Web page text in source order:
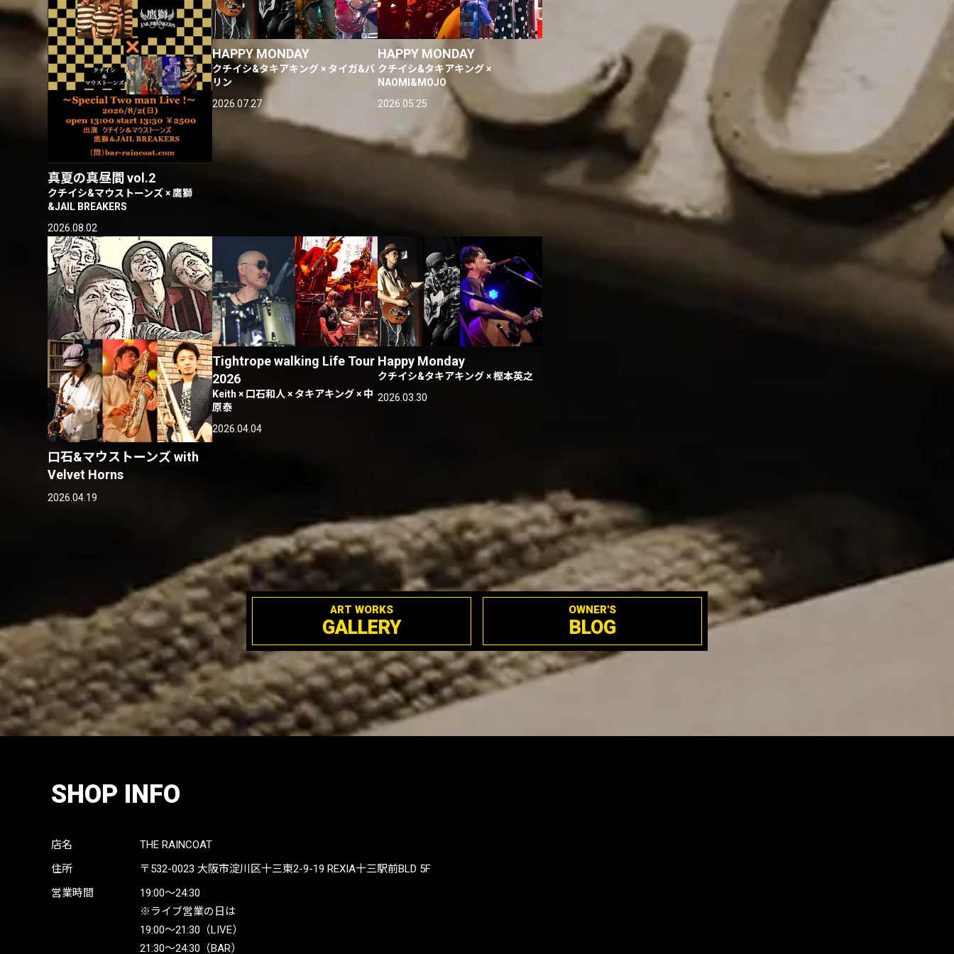
真夏の真昼間 vol.2
クチイシ&マウストーンズ × 鷹獅
&JAIL BREAKERS
2026.08.02
HAPPY MONDAY
クチイシ&タキアキング × タイガ&バ
リン
2026.07.27
HAPPY MONDAY
クチイシ&タキアキング ×
NAOMI&MOJO
2026.05.25
口石&マウストーンズ with
Velvet Horns
2026.04.19
Tightrope walking Life Tour
2026
Keith × 口石和人 × タキアキング × 中
原泰
2026.04.04
Happy Monday
クチイシ&タキアキング × 樫本英之
2026.03.30
ART WORKS
GALLERY
OWNER'S
BLOG
SHOP INFO
店名
THE RAINCOAT
住所
〒532-0023 大阪市淀川区十三東2-9-19 REXIA十三駅前BLD 5F
営業時間
19:00〜24:30
※ライブ営業の日は
19:00〜21:30（LIVE）
21:30〜24:30（BAR）